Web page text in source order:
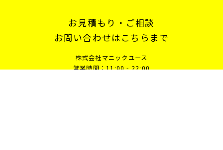
お見積もり・ご相談
お問い合わせはこちらまで
株式会社マニックユース
営業時間：11:00 - 22:00